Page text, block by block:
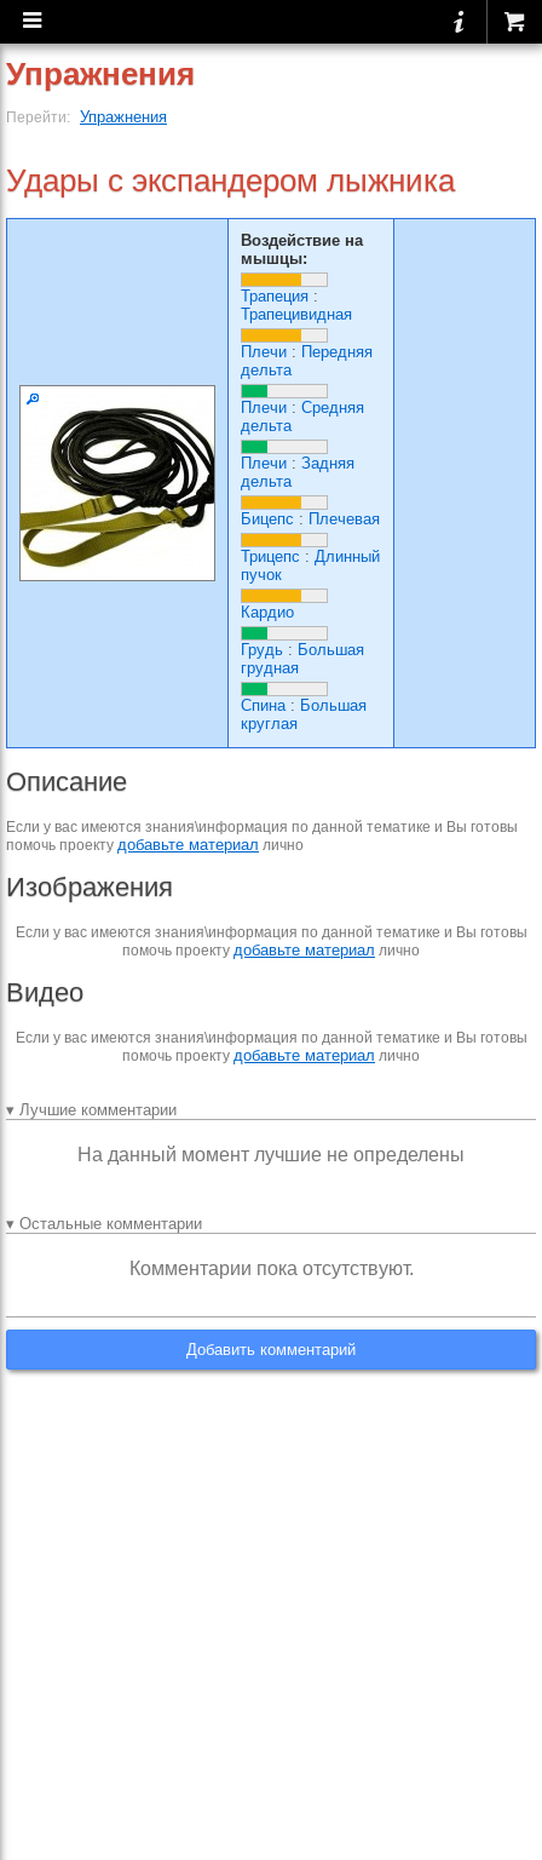
Упражнения
Перейти: Упражнения
Удары с экспандером лыжника
Воздействие на
мышцы:
Трапеция :
Трапецивидная
Плечи : Передняя
дельта
Плечи : Средняя
дельта
Плечи : Задняя
дельта
Бицепс : Плечевая
Трицепс : Длинный
пучок
Кардио
Грудь : Большая
грудная
Спина: Большая
круглая
Описание
Если у вас имеются знания\информация по данной тематике и Вы готовы
помочь проекту добавьте материал лично
Изображения
Если у вас имеются знания\информация по данной тематике и Вы готовы
помочь проекту добавьте материал лично
Видео
Если у вас имеются знания\информация по данной тематике и Вы готовы
помочь проекту добавьте материал лично
▾ Лучшие комментарии
На данный момент лучшие не определены
▾ Остальные комментарии
Комментарии пока отсутствуют.
Добавить комментарий